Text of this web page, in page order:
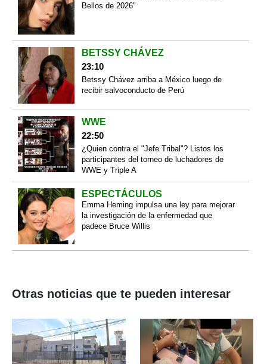
Bellos de 2026"
BETSSY CHÁVEZ
23:10
Betssy Chávez arriba a México luego de
recibir salvoconducto de Perú
WWE
22:50
¿Quien contra el "Jefe Tribal"? Listos los
participantes del torneo de luchadores de
WWE y Triple A
ESPECTÁCULOS
Emma Heming impulsa una ley para mejorar
la investigación de la enfermedad que
padece Bruce Willis
Otras noticias que te pueden interesar